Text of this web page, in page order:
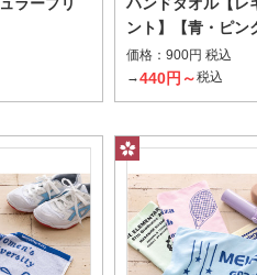
せてプリント
ント】【青・ピン
価格： 900円 税込
→440円～税込